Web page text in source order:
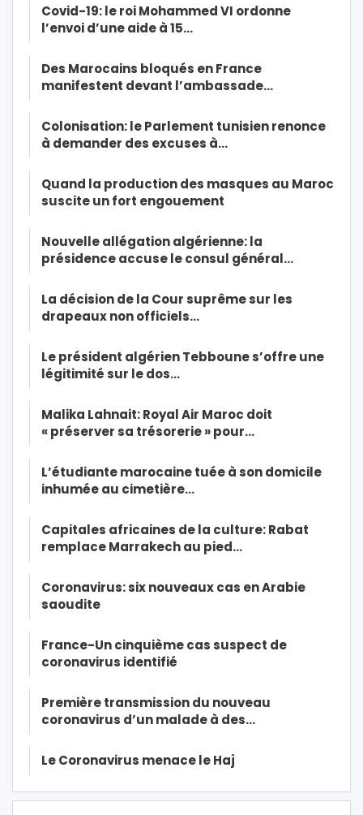
Covid-19: le roi Mohammed VI ordonne
l’envoi d’une aide à 15…
Des Marocains bloqués en France
manifestent devant l’ambassade…
Colonisation: le Parlement tunisien renonce
à demander des excuses à…
Quand la production des masques au Maroc
suscite un fort engouement
Nouvelle allégation algérienne: la
présidence accuse le consul général…
La décision de la Cour suprême sur les
drapeaux non officiels…
Le président algérien Tebboune s’offre une
légitimité sur le dos…
Malika Lahnait: Royal Air Maroc doit
« préserver sa trésorerie » pour…
L’étudiante marocaine tuée à son domicile
inhumée au cimetière…
Capitales africaines de la culture: Rabat
remplace Marrakech au pied…
Coronavirus: six nouveaux cas en Arabie
saoudite
France-Un cinquième cas suspect de
coronavirus identifié
Première transmission du nouveau
coronavirus d’un malade à des…
Le Coronavirus menace le Haj